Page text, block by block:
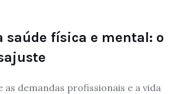
saúde física e mental: o
as demandas profissionais e a vida